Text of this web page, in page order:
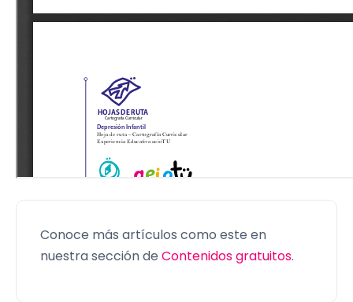
Conoce más artículos como este en
nuestra sección de Contenidos gratuitos.